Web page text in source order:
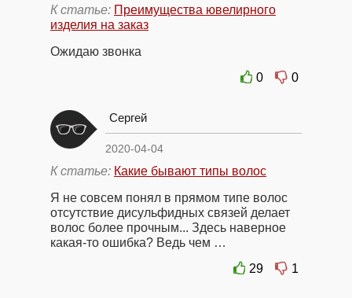
К статье: Преимущества ювелирного
изделия на заказ
Ожидаю звонка
0
0
Сергей
2020-04-04
К статье: Какие бывают типы волос
Я не совсем понял в прямом типе волос
отсутствие дисульфидных связей делает
волос более прочным... Здесь наверное
какая-то ошибка? Ведь чем …
29
1